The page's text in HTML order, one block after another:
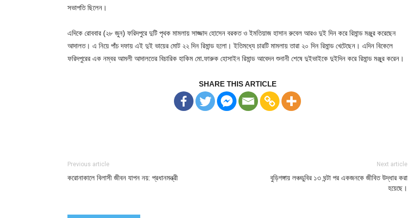
সভাপতি ছিলেন।
এদিকে রোববার (২৮ জুন) ফরিদপুরে দুটি পৃথক মামলায় সাজ্জাদ হোসেন বরকত ও ইমতিয়াজ হাসান রুবেল আরও দুই দিন করে রিমান্ড মঞ্জুর করেছেন
আদালত। এ নিয়ে পাঁচ দফায় এই দুই ভায়ের মোট ২২ দিন রিমান্ড হলো। ইতিমধ্যে চারটি মামলায় তারা ২০ দিন রিমান্ড খেটেছেন। এদিন বিকেলে
ফরিদপুরের এক নম্বর আমলী আদালতের বিচারিক হাকিম মো.ফারুক হোসাইন রিমান্ড আবেদন শুনানী শেষে দুইভাইকে দুইদিন করে রিমান্ড মঞ্জুর করেন।
SHARE THIS ARTICLE
Previous article
করোনাকালে বিলাসী জীবন যাপন নয়: প্রধানমন্ত্রী
Next article
বুড়িগঙ্গায় লঞ্চডুবির ১৩ ঘন্টা পর একজনকে জীবিত উদ্ধার করা
হয়েছে।